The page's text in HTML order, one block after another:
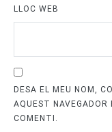
LLOC WEB
DESA EL MEU NOM,
AQUEST NAVEGADOR
COMENTI.